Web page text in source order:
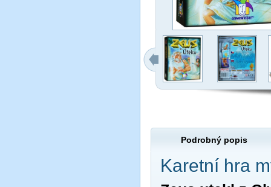
Podrobný popis
Karetní hra